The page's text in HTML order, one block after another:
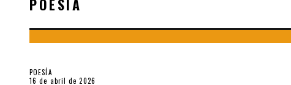
POESÍA
POESÍA
16 de abril de 2026